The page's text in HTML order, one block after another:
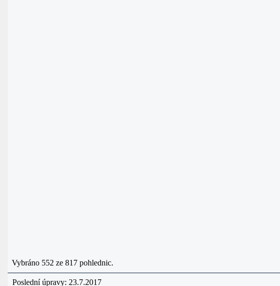
Vybráno 552 ze 817 pohlednic.
Poslední úpravy: 23.7.2017